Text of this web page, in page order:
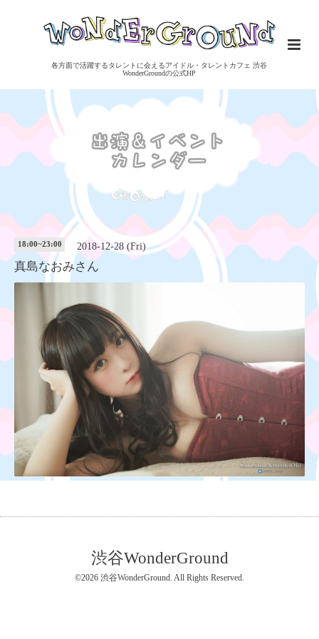
各方面で活躍するタレントに会えるアイドル・タレントカフェ 渋谷
WonderGroundの公式HP
18:00~23:00 2018-12-28 (Fri)
真島なおみさん
渋谷WonderGround
©2026 渋谷WonderGround. All Rights Reserved.